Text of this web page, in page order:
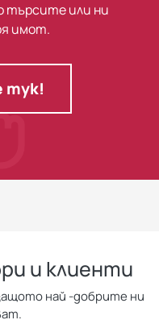
търсите или ни
имот.
тук!
и клиенти
най -добрите ни